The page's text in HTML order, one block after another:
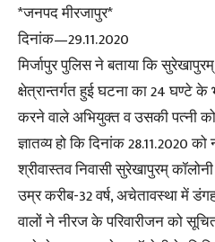
*जनपद मीरजापुर*
दिनांक—29.11.2020
मिर्जापुर पुलिस ने बताया कि
क्षेत्रान्तर्गत हुई घटना का 24 घण्टे के
करने वाले अभियुक्त व उसकी पत्नी को
ज्ञातव्य हो कि दिनांक 28.11.2020
श्रीवास्तव निवासी सुरेखापुरम्
उम्र करीब-32 वर्ष, अचेतावस्था में
वालों ने नीरज के परिवारीजन को सूचित